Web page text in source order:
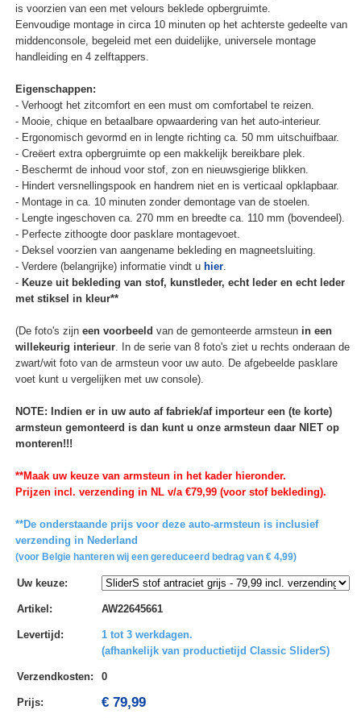
is voorzien van een met velours beklede opbergruimte.
Eenvoudige montage in circa 10 minuten op het achterste gedeelte van
middenconsole, begeleid met een duidelijke, universele montage
handleiding en 4 zelftappers.
Eigenschappen:
- Verhoogt het zitcomfort en een must om comfortabel te reizen.
- Mooie, chique en betaalbare opwaardering van het auto-interieur.
- Ergonomisch gevormd en in lengte richting ca. 50 mm uitschuifbaar.
- Creëert extra opbergruimte op een makkelijk bereikbare plek.
- Beschermt de inhoud voor stof, zon en nieuwsgierige blikken.
- Hindert versnellingspook en handrem niet en is verticaal opklapbaar.
- Montage in ca. 10 minuten zonder demontage van de stoelen.
- Lengte ingeschoven ca. 270 mm en breedte ca. 110 mm (bovendeel).
- Perfecte zithoogte door pasklare montagevoet.
- Deksel voorzien van aangename bekleding en magneetsluiting.
- Verdere (belangrijke) informatie vindt u hier.
- Keuze uit bekleding van stof, kunstleder, echt leder en echt leder
met stiksel in kleur**
(De foto's zijn een voorbeeld van de gemonteerde armsteun in een
willekeurig interieur. In de serie van 8 foto's ziet u rechts onderaan de
zwart/wit foto van de armsteun voor uw auto. De afgebeelde pasklare
voet kunt u vergelijken met uw console).
NOTE: Indien er in uw auto af fabriek/af importeur een (te korte)
armsteun gemonteerd is dan kunt u onze armsteun daar NIET op
monteren!!!
**Maak uw keuze van armsteun in het kader hieronder.
Prijzen incl. verzending in NL v/a €79,99 (voor stof bekleding).
**De onderstaande prijs voor deze auto-armsteun is inclusief
verzending in Nederland
(voor Belgie hanteren wij een gereduceerd bedrag van € 4,99)
Uw keuze:
Artikel : AW22645661
Levertijd :
1 tot 3 werkdagen.
(afhankelijk van productietijd Classic SliderS)
Verzendkosten: 0
Prijs: € 79,99